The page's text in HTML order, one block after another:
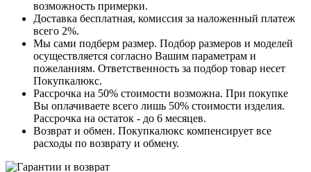
возможность примерки.
Доставка бесплатная, комиссия за наложенный платеж
всего 2%.
Мы сами подберм размер. Подбор размеров и моделей
осуществляется согласно Вашим параметрам и
пожеланиям. Ответственность за подбор товар несет
Покупкалюкс.
Рассрочка на 50% стоимости возможна. При покупке
Вы оплачиваете всего лишь 50% стоимости изделия.
Рассрочка на остаток - до 6 месяцев.
Возврат и обмен. Покупкалюкс компенсирует все
расходы по возврату и обмену.